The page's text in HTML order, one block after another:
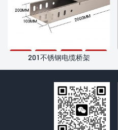
201不锈钢电缆桥架